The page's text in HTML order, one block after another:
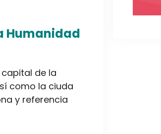
Humanidad
capital de la
como la ciuda
y referencia